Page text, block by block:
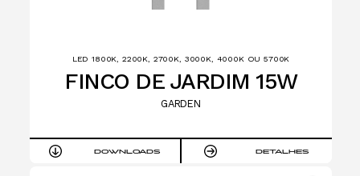
LED 1800K, 2200K, 2700K, 3000K, 4000K OU 5700K
FINCO DE JARDIM 15W
GARDEN
DOWNLOADS DETALHES